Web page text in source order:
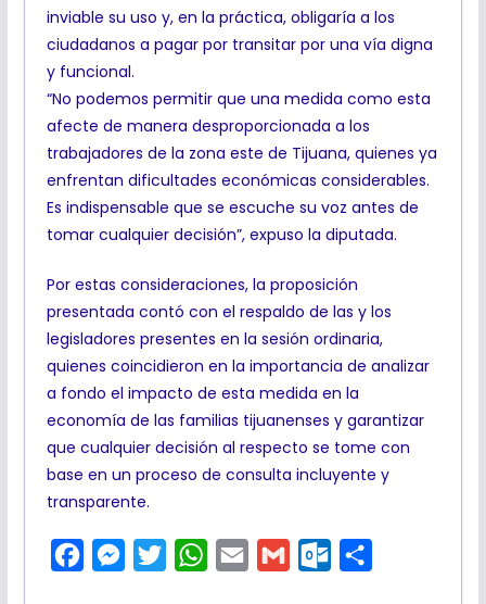
inviable su uso y, en la práctica, obligaría a los
ciudadanos a pagar por transitar por una vía digna
y funcional.
“No podemos permitir que una medida como esta
afecte de manera desproporcionada a los
trabajadores de la zona este de Tijuana, quienes ya
enfrentan dificultades económicas considerables.
Es indispensable que se escuche su voz antes de
tomar cualquier decisión”, expuso la diputada.
Por estas consideraciones, la proposición
presentada contó con el respaldo de las y los
legisladores presentes en la sesión ordinaria,
quienes coincidieron en la importancia de analizar
a fondo el impacto de esta medida en la
economía de las familias tijuanenses y garantizar
que cualquier decisión al respecto se tome con
base en un proceso de consulta incluyente y
transparente.
M
W